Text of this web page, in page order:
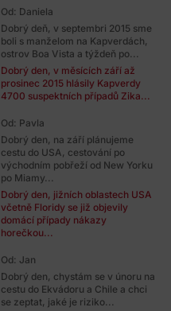
Od: Daniela
Dobrý deň, v septembri 2015 sme
boli s manželom na Kapverdách,
ostrov Boa Vista a týždeň po...
Dobrý den, v měsících září až
prosinec 2015 hlásily Kapverdy
4700 suspektních případů Zika...
Od: Pavla
Dobrý den, na září plánujeme
cestu do USA, cestování po
východním pobřeží od New Yorku
po Miamy...
Dobrý den, jižních oblastech USA
včetně Floridy se již objevily
domácí případy nákazy
horečkou...
Od: Jan
Dobrý den, chystám se v únoru na
cestu do Ekvádoru a Chile a chci
se zeptat, jaké je riziko...